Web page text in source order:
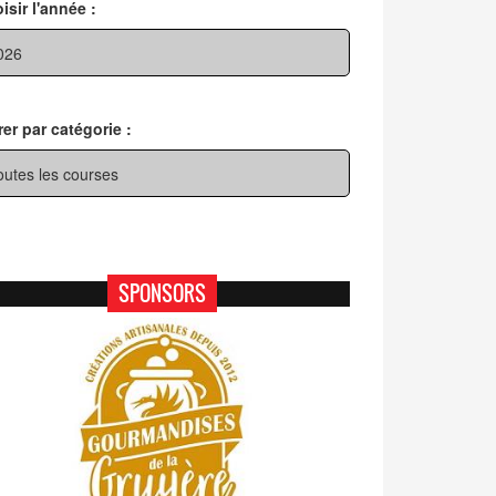
l'année :
par catégorie :
SPONSORS